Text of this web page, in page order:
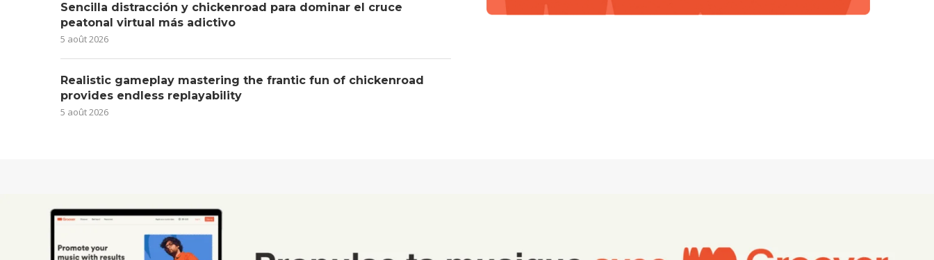
Sencilla distracción y chickenroad para dominar el cruce
peatonal virtual más adictivo
5 août 2026
Realistic gameplay mastering the frantic fun of chickenroad
provides endless replayability
5 août 2026